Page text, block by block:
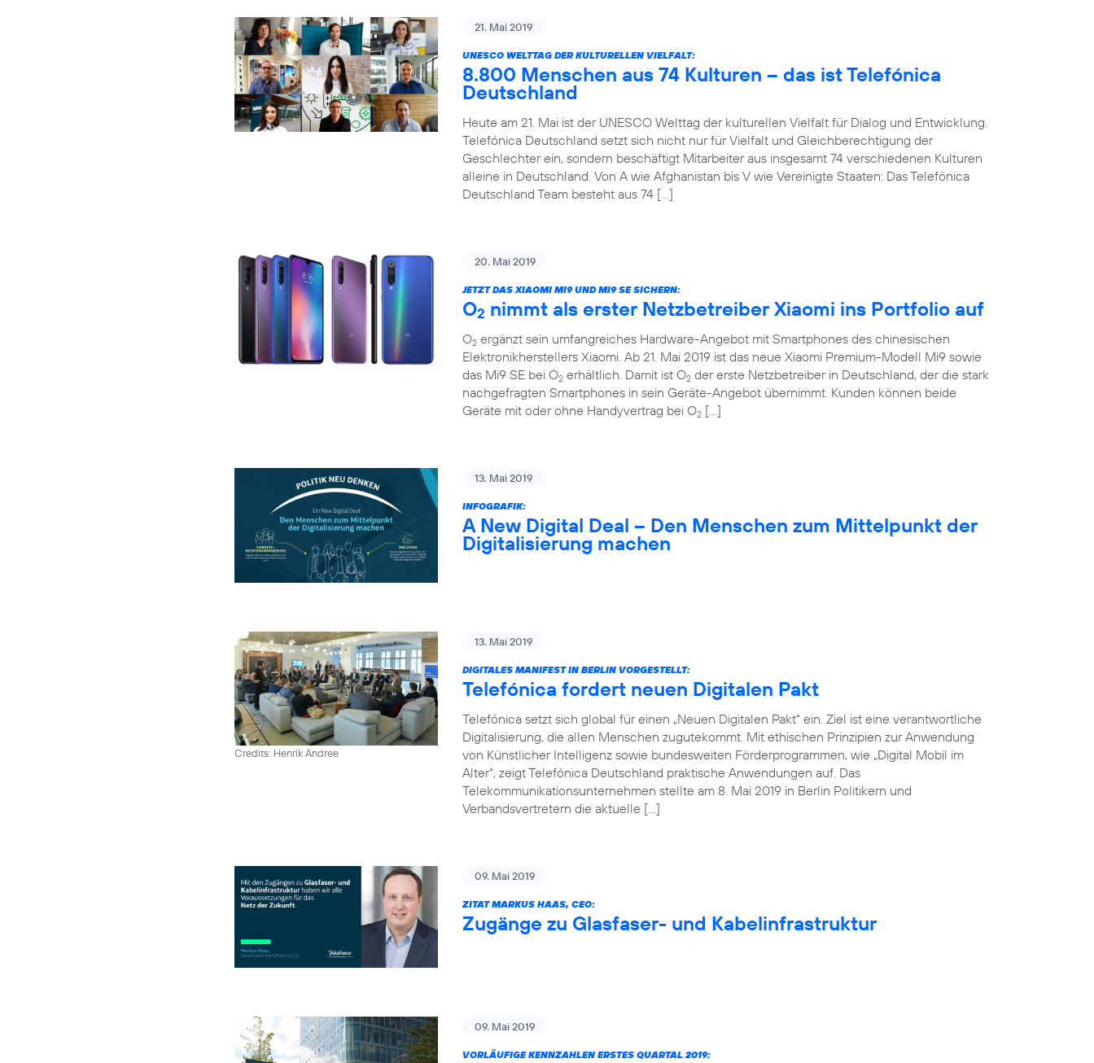
21. Mai 2019
UNESCO WELTTAG DER KULTURELLEN VIELFALT:
8.800 Menschen aus 74 Kulturen – das ist Telefónica
Deutschland
Heute am 21. Mai ist der UNESCO Welttag der kulturellen Vielfalt für Dialog und Entwicklung.
Telefónica Deutschland setzt sich nicht nur für Vielfalt und Gleichberechtigung der
Geschlechter ein, sondern beschäftigt Mitarbeiter aus insgesamt 74 verschiedenen Kulturen
alleine in Deutschland. Von A wie Afghanistan bis V wie Vereinigte Staaten: Das Telefónica
Deutschland Team besteht aus 74 […]
20. Mai 2019
JETZT DAS XIAOMI MI9 UND MI9 SE SICHERN:
O2 nimmt als erster Netzbetreiber Xiaomi ins Portfolio auf
O2 ergänzt sein umfangreiches Hardware-Angebot mit Smartphones des chinesischen
Elektronikherstellers Xiaomi. Ab 21. Mai 2019 ist das neue Xiaomi Premium-Modell Mi9 sowie
das Mi9 SE bei O2 erhältlich. Damit ist O2 der erste Netzbetreiber in Deutschland, der die stark
nachgefragten Smartphones in sein Geräte-Angebot übernimmt. Kunden können beide
Geräte mit oder ohne Handyvertrag bei O2 […]
13. Mai 2019
INFOGRAFIK:
A New Digital Deal – Den Menschen zum Mittelpunkt der
Digitalisierung machen
Credits: Henrik Andree
13. Mai 2019
DIGITALES MANIFEST IN BERLIN VORGESTELLT:
Telefónica fordert neuen Digitalen Pakt
Telefónica setzt sich global für einen „Neuen Digitalen Pakt“ ein. Ziel ist eine verantwortliche
Digitalisierung, die allen Menschen zugutekommt. Mit ethischen Prinzipien zur Anwendung
von Künstlicher Intelligenz sowie bundesweiten Förderprogrammen, wie „Digital Mobil im
Alter“, zeigt Telefónica Deutschland praktische Anwendungen auf. Das
Telekommunikationsunternehmen stellte am 8. Mai 2019 in Berlin Politikern und
Verbandsvertretern die aktuelle […]
09. Mai 2019
ZITAT MARKUS HAAS, CEO:
Zugänge zu Glasfaser- und Kabelinfrastruktur
09. Mai 2019
VORLÄUFIGE KENNZAHLEN ERSTES QUARTAL 2019: